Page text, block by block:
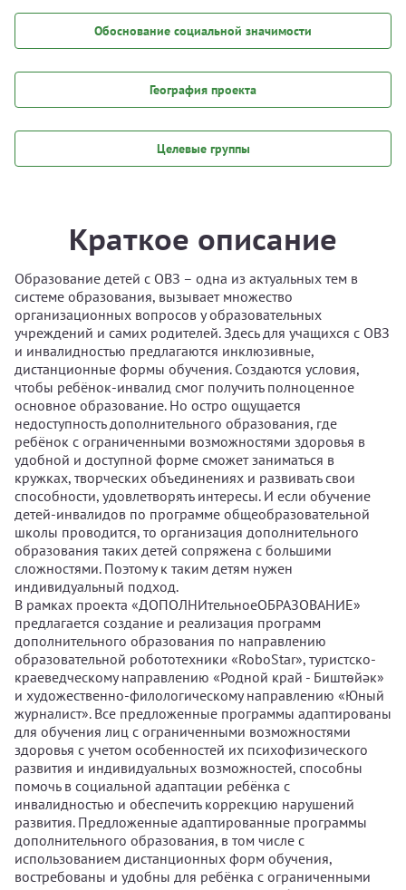
Обоснование социальной значимости
География проекта
Целевые группы
Краткое описание
Образование детей с ОВЗ – одна из актуальных тем в
системе образования, вызывает множество
организационных вопросов у образовательных
учреждений и самих родителей. Здесь для учащихся с ОВЗ
и инвалидностью предлагаются инклюзивные,
дистанционные формы обучения. Создаются условия,
чтобы ребёнок-инвалид смог получить полноценное
основное образование. Но остро ощущается
недоступность дополнительного образования, где
ребёнок с ограниченными возможностями здоровья в
удобной и доступной форме сможет заниматься в
кружках, творческих объединениях и развивать свои
способности, удовлетворять интересы. И если обучение
детей-инвалидов по программе общеобразовательной
школы проводится, то организация дополнительного
образования таких детей сопряжена с большими
сложностями. Поэтому к таким детям нужен
индивидуальный подход.
В рамках проекта «ДОПОЛНИтельноеОБРАЗОВАНИЕ»
предлагается создание и реализация программ
дополнительного образования по направлению
образовательной робототехники «RoboStar», туристско-
краеведческому направлению «Родной край - Биштөйәк»
и художественно-филологическому направлению «Юный
журналист». Все предложенные программы адаптированы
для обучения лиц с ограниченными возможностями
здоровья с учетом особенностей их психофизического
развития и индивидуальных возможностей, способны
помочь в социальной адаптации ребёнка с
инвалидностью и обеспечить коррекцию нарушений
развития. Предложенные адаптированные программы
дополнительного образования, в том числе с
использованием дистанционных форм обучения,
востребованы и удобны для ребёнка с ограниченными